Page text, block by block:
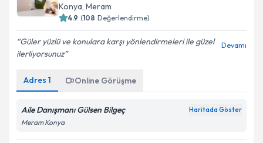
Konya, Meram
4.9 (108 Değerlendirme)
Güler yüzlü ve konulara karşı yönlendirmeleri ile güzel
ilerliyorsunuz
Devamı
Adres 1 Online Görüşme
Aile Danışmanı Gülsen Bilgeç Haritada Göster
Meram Konya